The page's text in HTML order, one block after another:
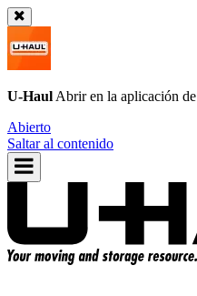
U-Haul Abrir en la aplicación de
Abierto
Saltar al contenido